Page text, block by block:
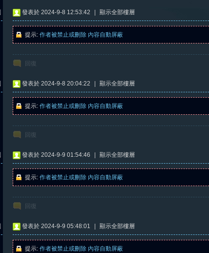
發表於 2024-9-8 12:53:42 顯示全部樓層
提示: 作者被禁止或刪除 內容自動屏蔽
回復
發表於 2024-9-8 20:04:22 顯示全部樓層
提示: 作者被禁止或刪除 內容自動屏蔽
回復
發表於 2024-9-9 01:54:46 顯示全部樓層
提示: 作者被禁止或刪除 內容自動屏蔽
回復
發表於 2024-9-9 05:48:01 顯示全部樓層
提示: 作者被禁止或刪除 內容自動屏蔽